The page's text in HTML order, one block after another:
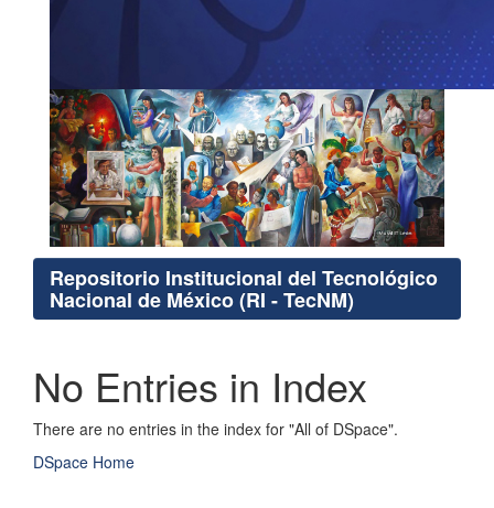
Repositorio Institucional del Tecnológico
Nacional de México (RI - TecNM)
No Entries in Index
There are no entries in the index for "All of DSpace".
DSpace Home